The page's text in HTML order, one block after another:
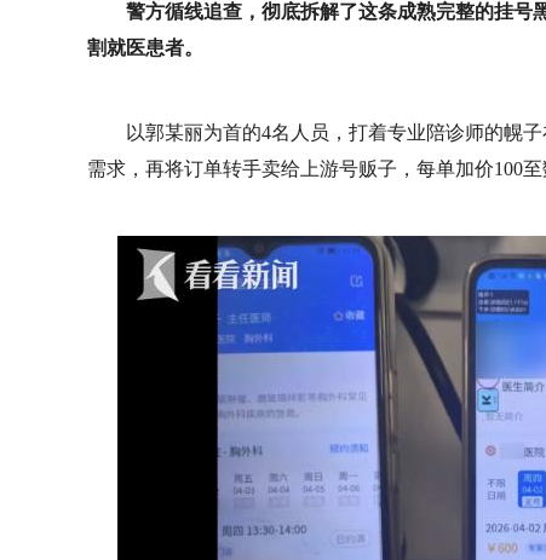
警方循线追查，彻底拆解了这条成熟完整的挂号
割就医患者。
以郭某丽为首的4名人员，打着专业陪诊师的幌
需求，再将订单转手卖给上游号贩子，每单加价100